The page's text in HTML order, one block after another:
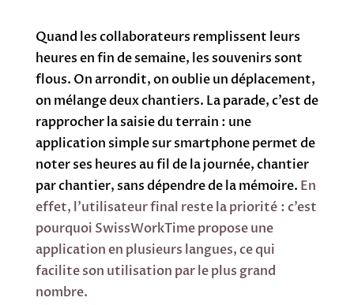
Quand les collaborateurs remplissent leurs
heures en fin de semaine, les souvenirs sont
flous. On arrondit, on oublie un déplacement,
on mélange deux chantiers. La parade, c’est de
rapprocher la saisie du terrain : une
application simple sur smartphone permet de
noter ses heures au fil de la journée, chantier
par chantier, sans dépendre de la mémoire. En
effet, l’utilisateur final reste la priorité : c’est
pourquoi SwissWorkTime propose une
application en plusieurs langues, ce qui
facilite son utilisation par le plus grand
nombre.